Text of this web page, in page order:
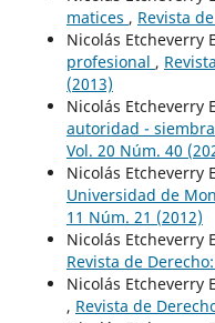
matices , Revista
Nicolás Etcheverry
profesional ,
(2013)
Nicolás Etcheverry
autoridad -
Vol. 20 Núm. 40
Nicolás Etcheverry
Universidad de
11 Núm. 21 (2012)
Nicolás Etcheverry
Revista de
Nicolás Etcheverry
, Revista de